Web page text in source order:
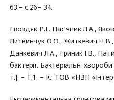
63.– с.26– 34.
Гвоздяк Р.І., Пасічник Л.А.,
Литвинчук О.О., Житкевич
Данкевич Л.А., Гриник І.В.,
бактерії. Бактеріальні
т.]. – Т.1. – К.: ТОВ «НВП